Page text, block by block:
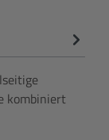
kombiniert